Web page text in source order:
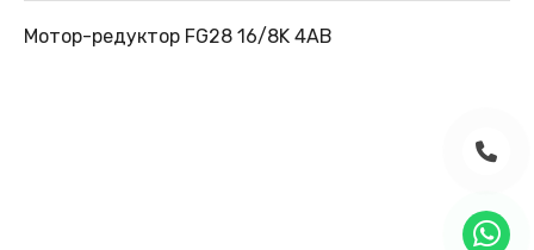
Мотор-редуктор FG28 16/8K 4AB